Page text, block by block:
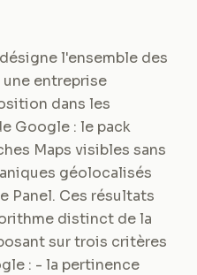
l'ensemble des
entreprise
dans les
Google : le pack
Maps visibles sans
géolocalisés
Panel. Ces résultats
distinct de la
sur trois critères
: - la pertinence